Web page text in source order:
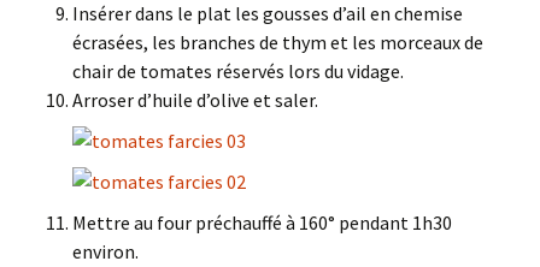
Insérer dans le plat les gousses d’ail en chemise
écrasées, les branches de thym et les morceaux de
chair de tomates réservés lors du vidage.
Arroser d’huile d’olive et saler.
Mettre au four préchauffé à 160° pendant 1h30
environ.